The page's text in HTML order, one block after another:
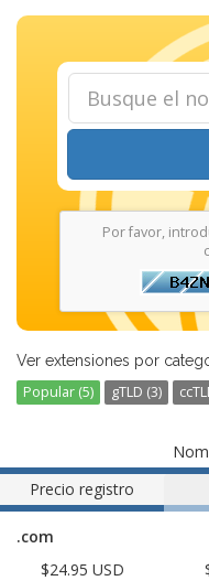
Por favor,
Ver extensiones por
Popular (5) gTLD (3)
Precio registro
.com
$24.95 USD